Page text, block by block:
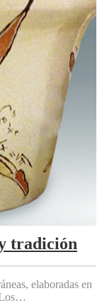
tradición
elaboradas en
Los…